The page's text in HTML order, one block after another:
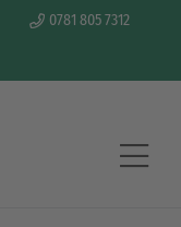
0781 805 7312